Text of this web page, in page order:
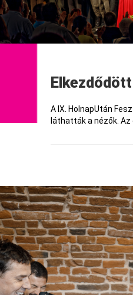
A IX. HolnapUtán
láthatták a nézők.